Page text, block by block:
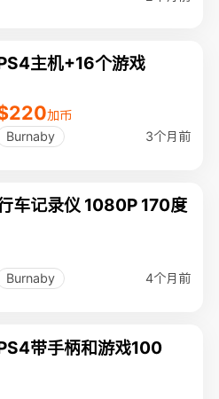
主机+16个游戏
加币
Burnaby
3个月前
车记录仪 1080P 170度
Burnaby 4个月前
带手柄和游戏100